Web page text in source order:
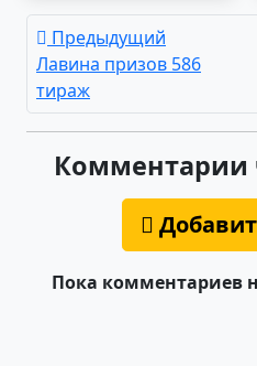
Предыдущий
Лавина призов 586
тираж
Комментарии
Пока комментариев